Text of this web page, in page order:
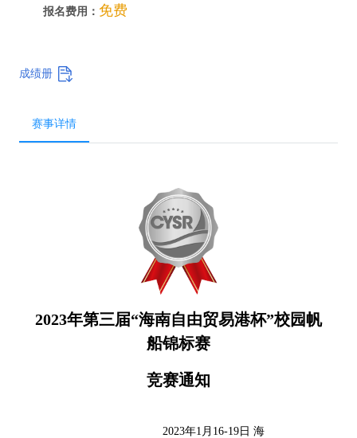
报名费用： 免费
成绩册
赛事详情
2023年第三届“海南自由贸易港杯”校园帆
船锦标赛
竞赛通知
2023年1月16-19日 海